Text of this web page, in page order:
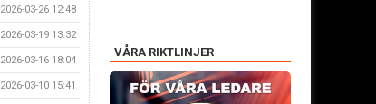
2026-03-26 12:48
2026-03-19 13:32
2026-03-16 18:04
2026-03-10 15:41
VÅRA RIKTLINJER